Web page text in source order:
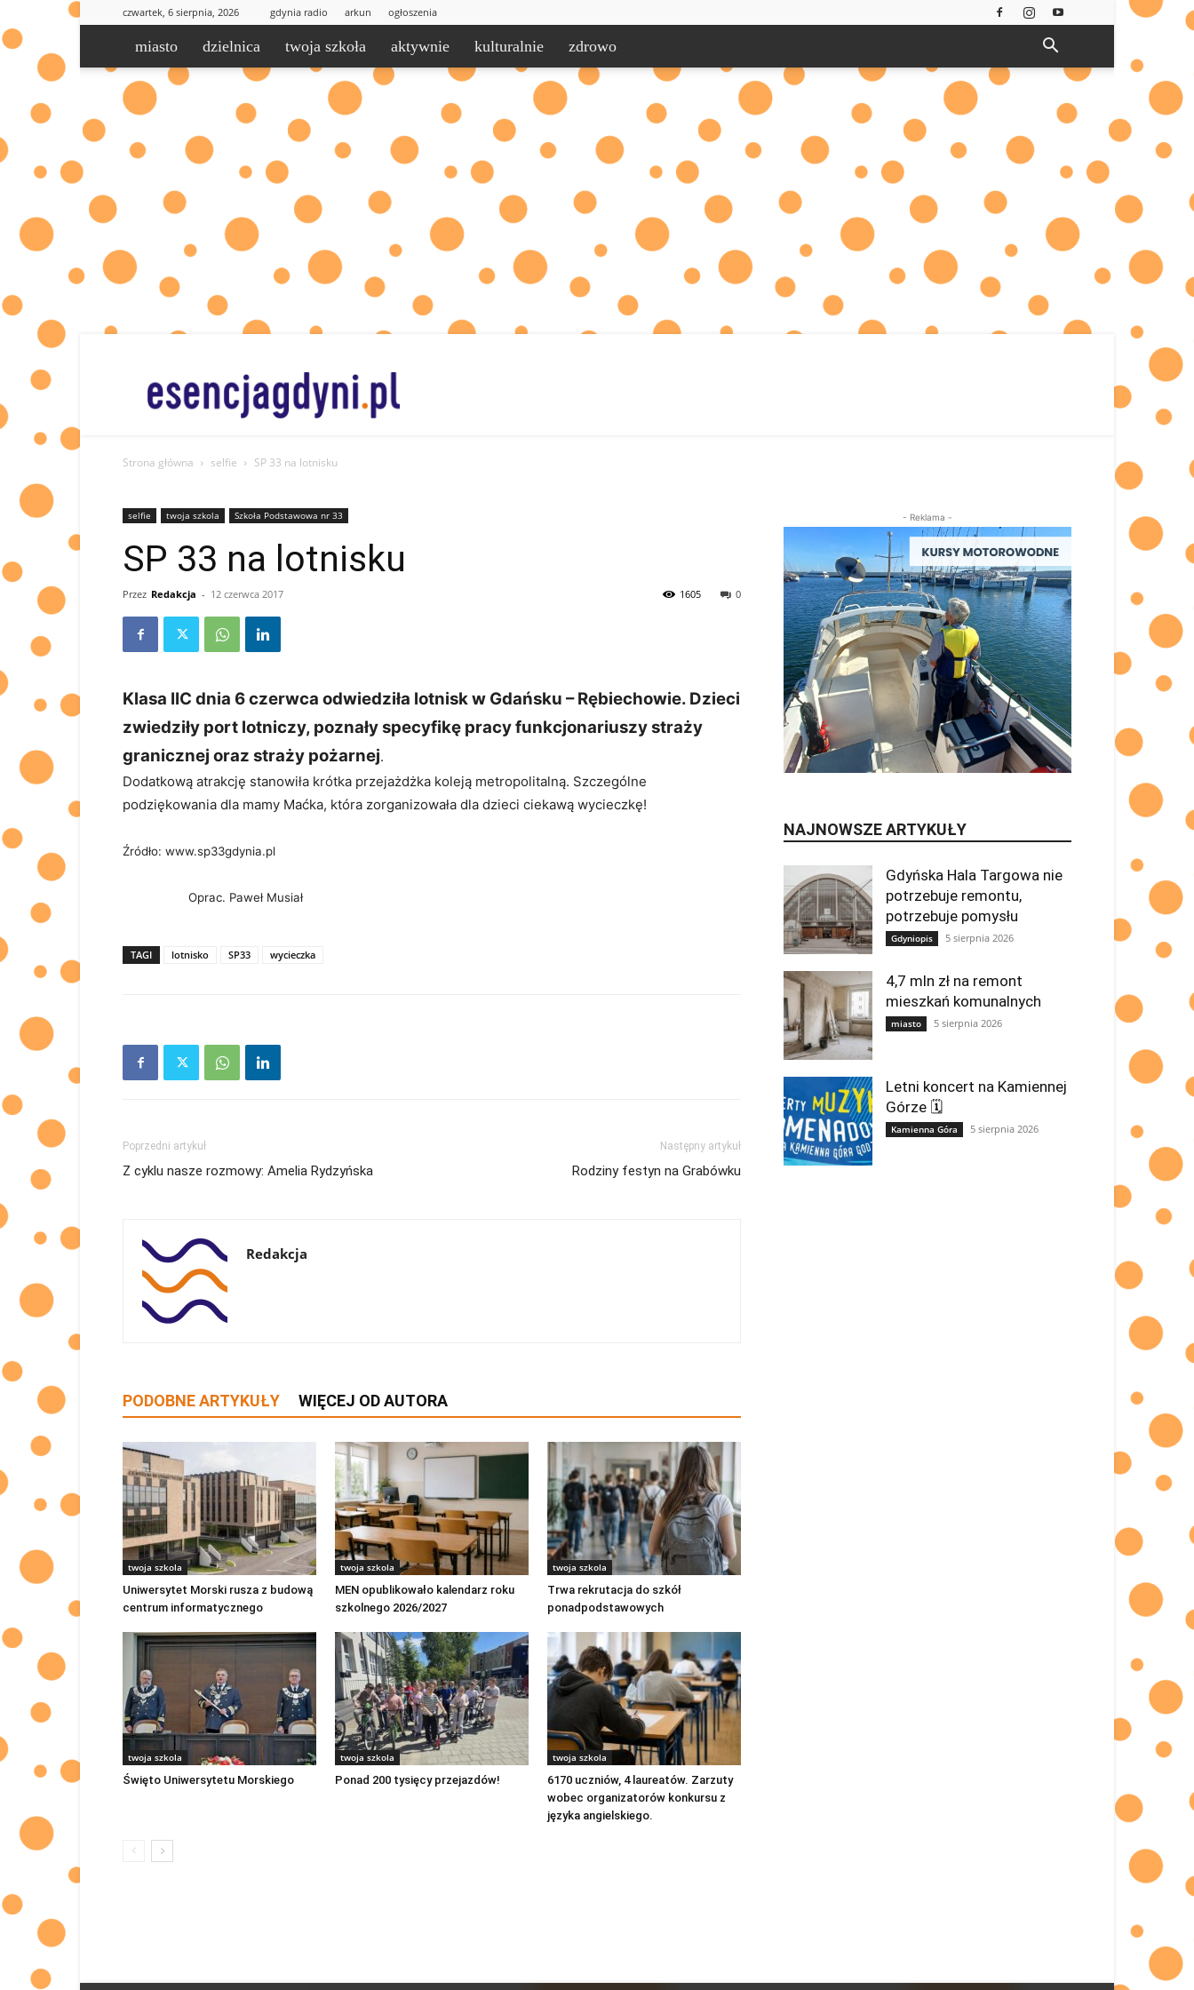
czwartek, 6 sierpnia, 2026 gdynia radio arkun ogłoszenia
miasto dzielnica twoja szkoła aktywnie kulturalnie zdrowo
|
informacje
dla
Strona główna selfie SP 33 na lotnisku
selfie twoja szkola Szkoła Podstawowa nr 33
SP 33 na lotnisku
Przez Redakcja - 12 czerwca 2017 0
1605
Klasa IIC dnia 6 czerwca odwiedziła lotnisk w Gdańsku – Rębiechowie. Dzieci
zwiedziły port lotniczy, poznały specyfikę pracy funkcjonariuszy straży
granicznej oraz straży pożarnej.
Dodatkową atrakcję stanowiła krótka przejażdżka koleją metropolitalną. Szczególne
podziękowania dla mamy Maćka, która zorganizowała dla dzieci ciekawą wycieczkę!
Źródło: www.sp33gdynia.pl
Oprac. Paweł Musiał
TAGI lotnisko SP33 wycieczka
Poprzedni artykuł
Z cyklu nasze rozmowy: Amelia Rydzyńska
Następny artykuł
Rodziny festyn na Grabówku
Redakcja
PODOBNE ARTYKUŁY WIĘCEJ OD AUTORA
twoja szkola
Uniwersytet Morski rusza z budową
centrum informatycznego
twoja szkola
MEN opublikowało kalendarz roku
szkolnego 2026/2027
twoja szkola
Trwa rekrutacja do szkół
ponadpodstawowych
twoja szkola
Święto Uniwersytetu Morskiego
twoja szkola
Ponad 200 tysięcy przejazdów!
twoja szkola
6170 uczniów, 4 laureatów. Zarzuty
wobec organizatorów konkursu z
języka angielskiego.
- Reklama -
NAJNOWSZE ARTYKUŁY
Gdyńska Hala Targowa nie
potrzebuje remontu,
potrzebuje pomysłu
Gdyniopis 5 sierpnia 2026
4,7 mln zł na remont
mieszkań komunalnych
miasto 5 sierpnia 2026
Letni koncert na Kamiennej
Górze 🗓
Kamienna Góra 5 sierpnia 2026